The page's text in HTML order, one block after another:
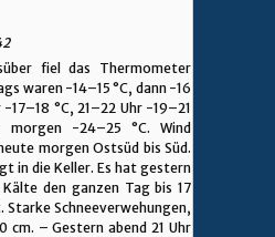
fiel das Thermometer
waren -14–15 °C, dann -16
-17–18 °C, 21–22 Uhr -19–21
morgen -24–25 °C. Wind
morgen Ostsüd bis Süd.
in die Keller. Es hat gestern
den ganzen Tag bis 17
Starke Schneeverwehungen,
cm. – Gestern abend 21 Uhr